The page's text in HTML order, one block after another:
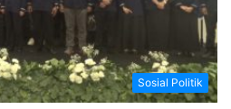
Sosial Politik